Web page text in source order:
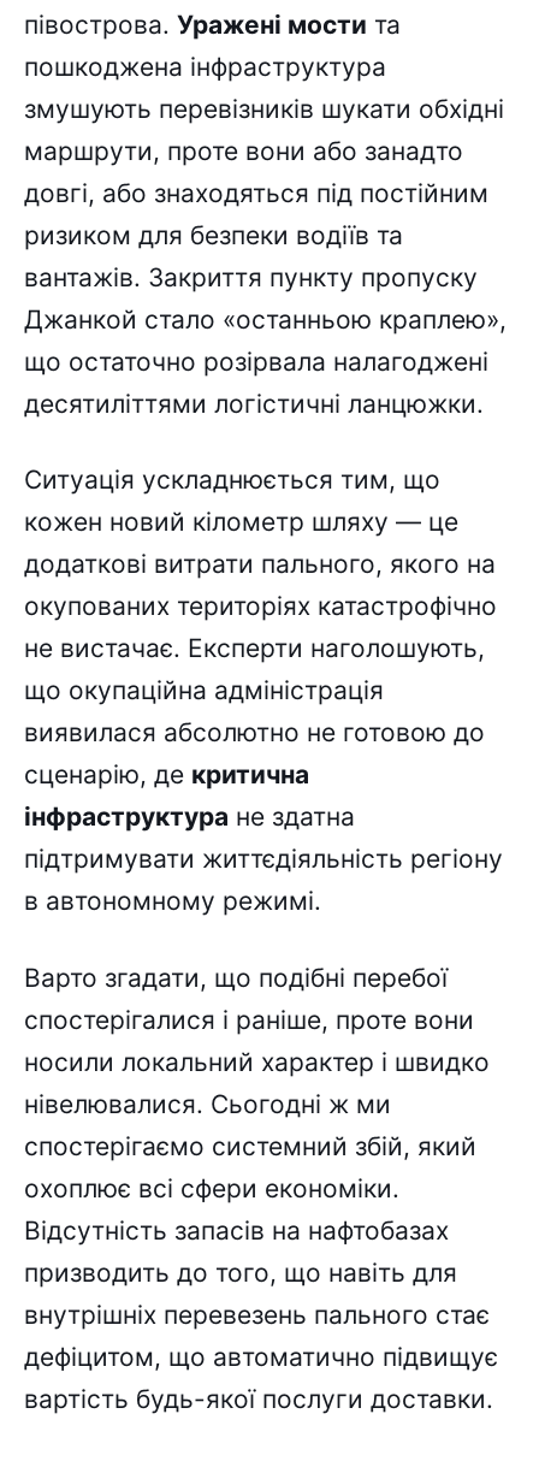
півострова. Уражені мости та
пошкоджена інфраструктура
змушують перевізників шукати обхідні
маршрути, проте вони або занадто
довгі, або знаходяться під постійним
ризиком для безпеки водіїв та
вантажів. Закриття пункту пропуску
Джанкой стало «останньою краплею»,
що остаточно розірвала налагоджені
десятиліттями логістичні ланцюжки.
Ситуація ускладнюється тим, що
кожен новий кілометр шляху — це
додаткові витрати пального, якого на
окупованих територіях катастрофічно
не вистачає. Експерти наголошують,
що окупаційна адміністрація
виявилася абсолютно не готовою до
сценарію, де критична
інфраструктура не здатна
підтримувати життєдіяльність регіону
в автономному режимі.
Варто згадати, що подібні перебої
спостерігалися і раніше, проте вони
носили локальний характер і швидко
нівелювалися. Сьогодні ж ми
спостерігаємо системний збій, який
охоплює всі сфери економіки.
Відсутність запасів на нафтобазах
призводить до того, що навіть для
внутрішніх перевезень пального стає
дефіцитом, що автоматично підвищує
вартість будь-якої послуги доставки.